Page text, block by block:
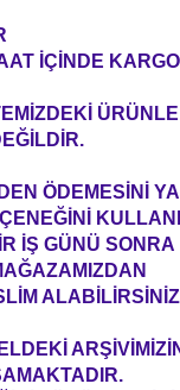
İÇİNDE
ÖDEMESİNİ
İŞ GÜNÜ SONRA